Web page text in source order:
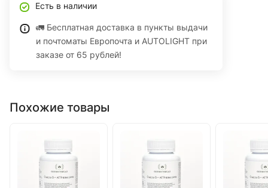
Есть в наличии
🚛 Бесплатная доставка в пункты выдачи
и почтоматы Европочта и AUTOLIGHT при
заказе от 65 рублей!
Похожие товары